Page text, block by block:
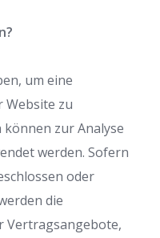
um eine
zu
zur Analyse
werden. Sofern
oder
die
Vertragsangebote,